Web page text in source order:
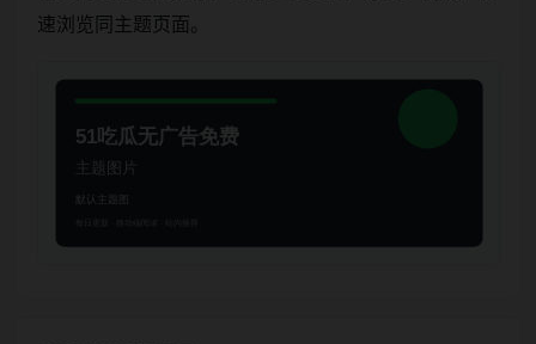
速浏览同主题页面。